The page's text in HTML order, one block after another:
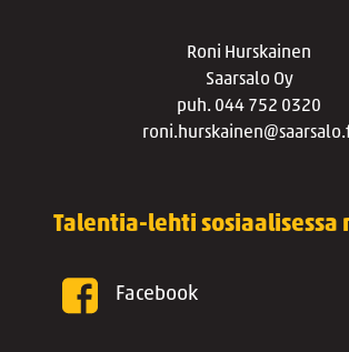
Roni Hurskainen
Saarsalo Oy
puh. 044 752 0320
Talentia-lehti sosiaalisessa
Facebook